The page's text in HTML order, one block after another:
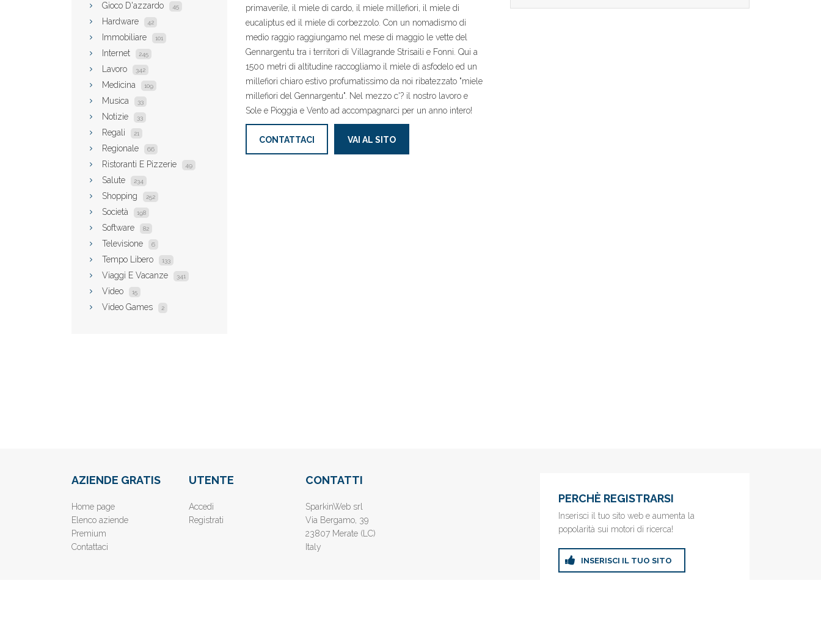
Gioco D'azzardo 45
Hardware 42
Immobiliare 101
Internet 245
Lavoro 342
Medicina 109
Musica 33
Notizie 33
Regali 21
Regionale 66
Ristoranti E Pizzerie 49
Salute 234
Shopping 252
Società 198
Software 82
Televisione 6
Tempo Libero 133
Viaggi E Vacanze 341
Video 15
Video Games 2
primaverile, il miele di cardo, il miele millefiori, il miele di
eucaliptus ed il miele di corbezzolo. Con un nomadismo di
medio raggio raggiungamo nel mese di maggio le vette del
Gennargentu tra i territori di Villagrande Strisaili e Fonni. Qui a
1500 metri di altitudine raccogliamo il miele di asfodelo ed un
millefiori chiaro estivo profumatissimo da noi ribatezzato "miele
millefiori del Gennargentu". Nel mezzo c'? il nostro lavoro e
Sole e Pioggia e Vento ad accompagnarci per un anno intero!
CONTATTACI VAI AL SITO
AZIENDE GRATIS
Home page
Elenco aziende
Premium
Contattaci
UTENTE
Accedi
Registrati
CONTATTI
SparkinWeb srl
Via Bergamo, 39
23807 Merate (LC)
Italy
PERCHÈ REGISTRARSI
Inserisci il tuo sito web e aumenta la
popolarità sui motori di ricerca!
INSERISCI IL TUO SITO